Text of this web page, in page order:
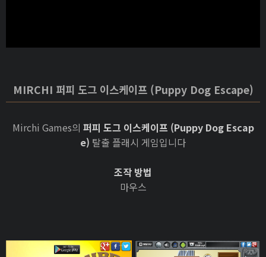
MIRCHI 퍼피 도그 이스케이프 (Puppy Dog Escape)
Mirchi Games의 퍼피 도그 이스케이프 (Puppy Dog Escap
e) 탈출 플래시 게임입니다
조작 방법
마우스